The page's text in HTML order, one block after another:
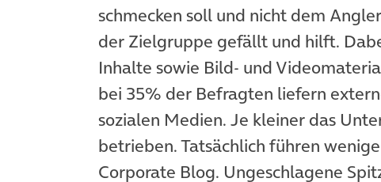
schmecken soll und nicht dem
der Zielgruppe gefällt und hilft.
Inhalte sowie Bild- und
bei 35% der Befragten liefern
sozialen Medien. Je kleiner das
betrieben. Tatsächlich führen
Corporate Blog. Ungeschlagene